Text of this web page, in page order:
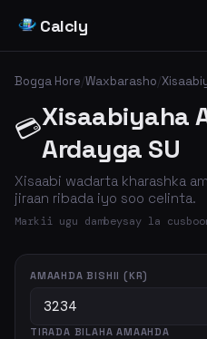
Calcly
Bogga Hore/Waxbarasho/
💳Xisaabiyaha
Ardayga SU
Xisaabi wadarta kharashka
jiraan ribada iyo soo celinta.
Markii ugu dambeysay la
AMAAHDA BISHII (KR)
TIRADA BILAHA AMAAHDA